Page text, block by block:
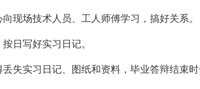
现场技术人员、工人师傅学习，搞好关系。
日写好实习日记。
失实习日记、图纸和资料，毕业答辩结束时